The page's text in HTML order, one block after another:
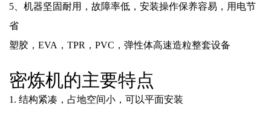
5、机器坚固耐用，故障率低，安装操作保养容易，用电节
省
塑胶，EVA，TPR，PVC，弹性体高速造粒整套设备
密炼机的主要特点
1. 结构紧凑，占地空间小，可以平面安装